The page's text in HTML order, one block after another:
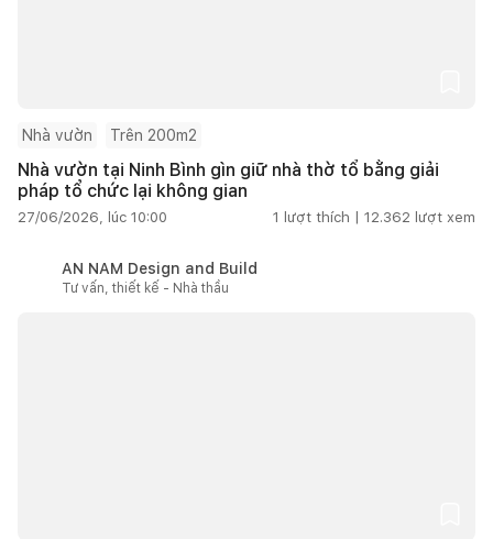
Nhà vườn Trên 200m2
Nhà vườn tại Ninh Bình gìn giữ nhà thờ tổ bằng giải
pháp tổ chức lại không gian
27/06/2026, lúc 10:00 1 lượt thích | 12.362 lượt xem
AN NAM Design and Build
Tư vấn, thiết kế - Nhà thầu